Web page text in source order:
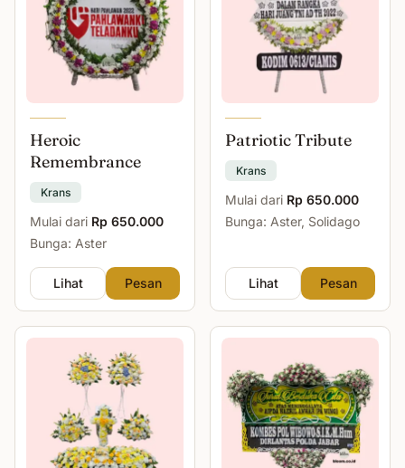
Heroic
Remembrance
Krans
Mulai dari Rp 650.000
Bunga: Aster
Lihat Pesan
Patriotic Tribute
Krans
Mulai dari Rp 650.000
Bunga: Aster, Solidago
Lihat Pesan